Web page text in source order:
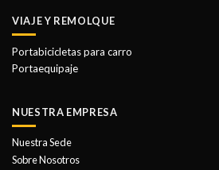
VIAJE Y REMOLQUE
Portabicicletas para carro
Portaequipaje
NUESTRA EMPRESA
Nuestra Sede
Sobre Nosotros